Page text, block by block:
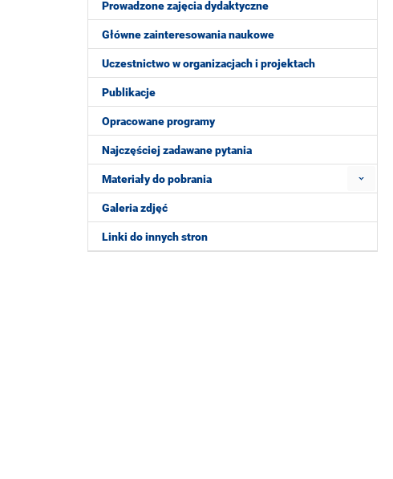
Prowadzone zajęcia dydaktyczne
Główne zainteresowania naukowe
Uczestnictwo w organizacjach i projektach
Publikacje
Opracowane programy
Najczęściej zadawane pytania
Materiały do pobrania
Galeria zdjęć
Linki do innych stron